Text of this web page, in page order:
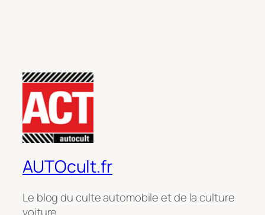
AUTOcult.fr
Le blog du culte automobile et de la culture
voiture